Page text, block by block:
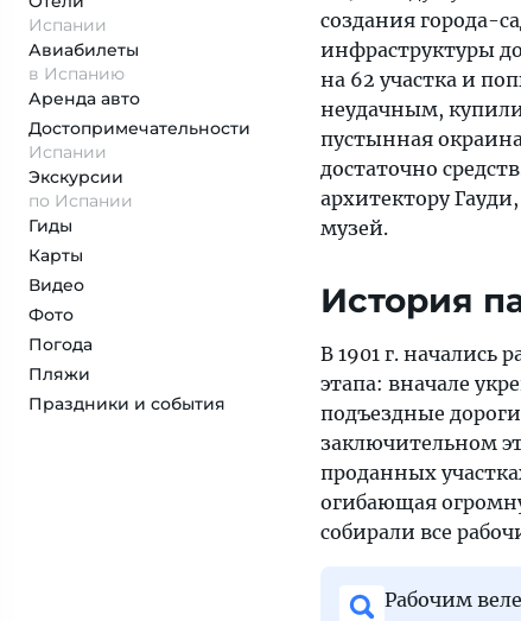
Испании
Авиабилеты
в Испанию
Аренда авто
Достопримеча­тельности
Испании
Экскурсии
по Испании
Гиды
Карты
Видео
Фото
Погода
Пляжи
Праздники и события
создания города-
инфраструктуры
на 62 участка и
неудачным, купили
пустынная
достаточно
архитектору
музей.
История
В 1901 г. начались
этапа: вначале
подъездные
заключительном
проданных
огибающая
собирали все
Рабочим